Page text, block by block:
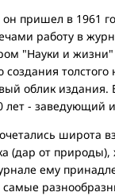
пришел в 1961
работу в
"Науки и
облик издания.
лет - заведующий
широта
(дар от
ему